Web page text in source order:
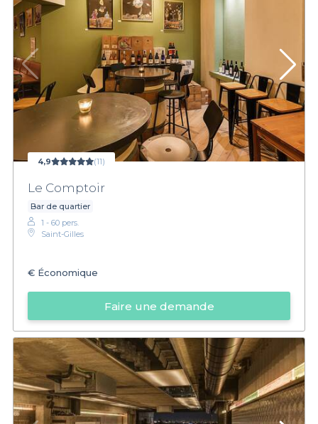
4,9 (11)
Le Comptoir
Bar de quartier
1 - 60 pers.
Saint-Gilles
€ Économique
Faire une demande